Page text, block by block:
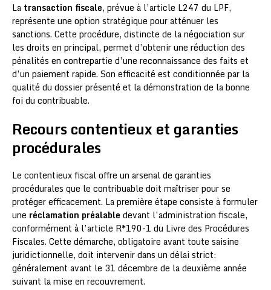
La transaction fiscale, prévue à l’article L247 du LPF,
représente une option stratégique pour atténuer les
sanctions. Cette procédure, distincte de la négociation sur
les droits en principal, permet d’obtenir une réduction des
pénalités en contrepartie d’une reconnaissance des faits et
d’un paiement rapide. Son efficacité est conditionnée par la
qualité du dossier présenté et la démonstration de la bonne
foi du contribuable.
Recours contentieux et garanties
procédurales
Le contentieux fiscal offre un arsenal de garanties
procédurales que le contribuable doit maîtriser pour se
protéger efficacement. La première étape consiste à formuler
une réclamation préalable devant l’administration fiscale,
conformément à l’article R*190-1 du Livre des Procédures
Fiscales. Cette démarche, obligatoire avant toute saisine
juridictionnelle, doit intervenir dans un délai strict:
généralement avant le 31 décembre de la deuxième année
suivant la mise en recouvrement.